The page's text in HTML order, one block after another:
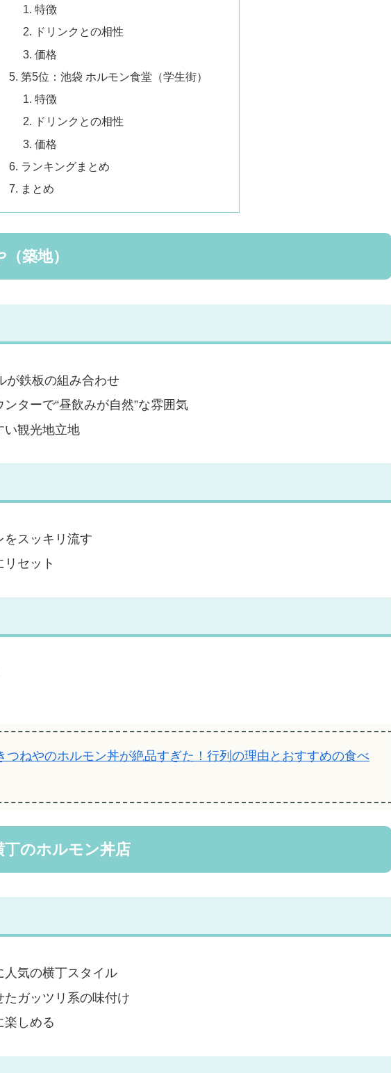
特徴
ドリンクとの相性
価格
第5位：池袋 ホルモン食堂（学生街）
特徴
ドリンクとの相性
価格
ランキングまとめ
まとめ
築地）
が鉄板の組み合わせ
ターで“昼飲みが自然”な雰囲気
い観光地立地
をスッキリ流す
セット
つねやのホルモン丼が絶品すぎた！行列の理由とおすすめの食べ
丁のホルモン丼店
気の横丁スタイル
ガッツリ系の味付け
楽しめる